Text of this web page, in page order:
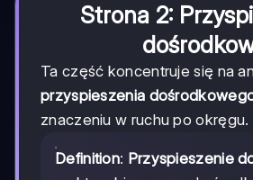
Strona 2:
Ta część koncentruje się na
przyspieszenia
znaczeniu w ruchu po okręgu.
Definition: Przyspieszenie